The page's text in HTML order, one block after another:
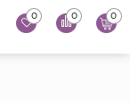
0 0 0